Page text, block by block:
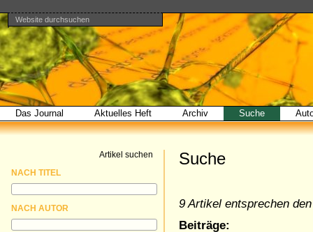
Direkt
zum
Inhalt
|
Direkt
zur
Navigation
Benutzerspezifische
Werkzeuge
Website durchsuchen
Erweiterte
Suche…
Bereiche
Das Journal Aktuelles Heft Archiv Suche
Suche
9 Artikel entsprechen
Beiträge:
Artikel suchen
NACH TITEL
NACH AUTOR